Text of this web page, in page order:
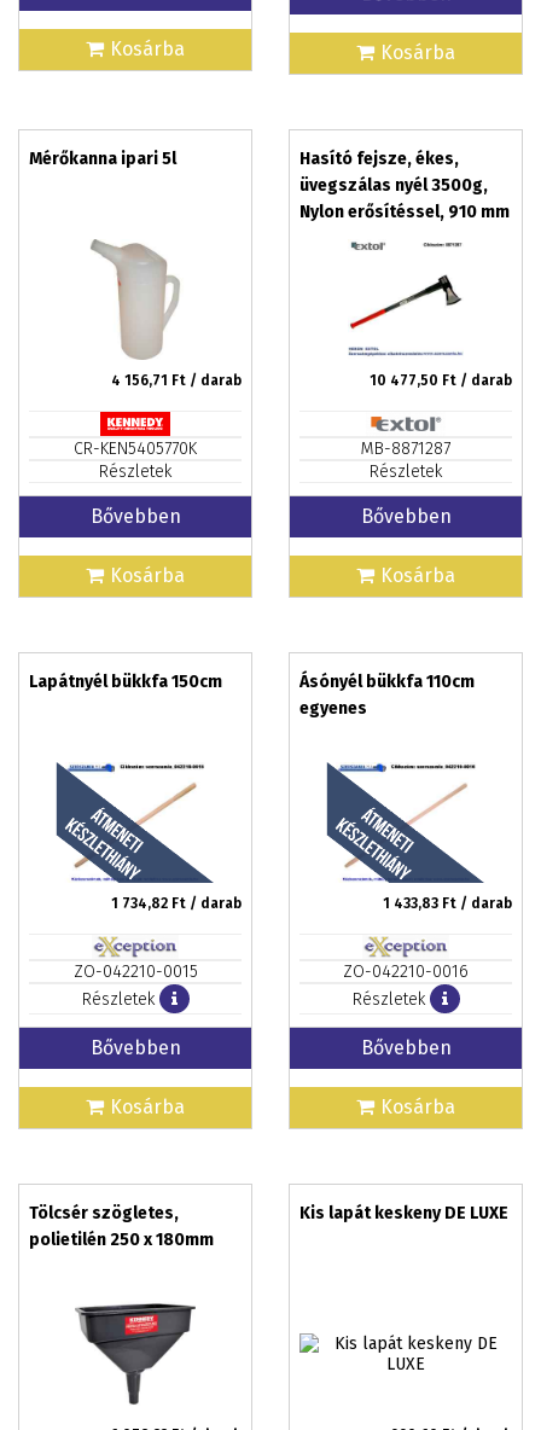
Kosárba Kosárba
Mérőkanna ipari 5l
4 156,71 Ft / darab
CR-KEN5405770K
Részletek
Bővebben
Kosárba
Hasító fejsze, ékes,
üvegszálas nyél 3500g,
Nylon erősítéssel, 910 mm
hosszú, TPR gumis
10 477,50 Ft / darab
MB-8871287
Részletek
Bővebben
Kosárba
Lapátnyél bükkfa 150cm
1 734,82 Ft / darab
ZO-042210-0015
Részletek
Bővebben
Kosárba
Ásónyél bükkfa 110cm
egyenes
1 433,83 Ft / darab
ZO-042210-0016
Részletek
Bővebben
Kosárba
Tölcsér szögletes,
polietilén 250 x 180mm
Kis lapát keskeny DE LUXE